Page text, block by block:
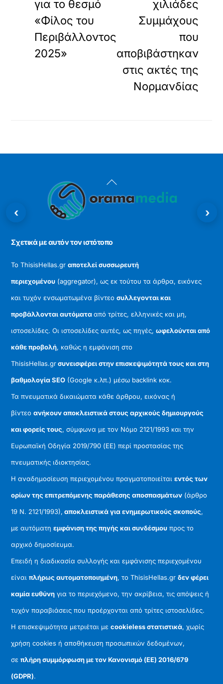
για το θεσμό
«Φίλος του
Περιβάλλοντος
2025»
χιλιάδες
Συμμάχους
που
αποβιβάστηκαν
στις ακτές της
Νορμανδίας
Back
To
Σχετικά με αυτόν τον ιστότοπο
Το ThisisHellas.grαποτελεί συσσωρευτή
περιεχομένου (aggregator), ως εκ τούτου τα άρθρα, εικόνες
και τυχόν ενσωματωμένα βίντεοσυλλεγονται και
προβάλλονται αυτόματααπό τρίτες, ελληνικές και μη,
ιστοσελίδες. Οι ιστοσελίδες αυτές, ως πηγές,ωφελούνται από
κάθε προβολή, καθώς η εμφάνιση στο
ThisisHellas.grσυνεισφέρει στην επισκεψιμότητά τους και στη
βαθμολογία SEO (Google κ.λπ.) μέσω backlink κοκ.
Τα πνευματικά δικαιώματα κάθε άρθρου, εικόνας ή
βίντεοανήκουν αποκλειστικά στους αρχικούς δημιουργούς
και φορείς τους, σύμφωνα με τον Νόμο 2121/1993 και την
Ευρωπαϊκή Οδηγία 2019/790 (ΕΕ) περί προστασίας της
πνευματικής ιδιοκτησίας.
Η αναδημοσίευση περιεχομένου πραγματοποιείταιεντός των
ορίων της επιτρεπόμενης παράθεσης αποσπασμάτων (άρθρο
19 Ν. 2121/1993), αποκλειστικά για ενημερωτικούς σκοπούς,
με αυτόματηεμφάνιση της πηγής και συνδέσμου προς το
αρχικό δημοσίευμα.
Επειδή η διαδικασία συλλογής και εμφάνισης περιεχομένου
είναιπλήρως αυτοματοποιημένη, το ThisisHellas.grδεν φέρει
καμία ευθύνη για το περιεχόμενο, την ακρίβεια, τις απόψεις ή
τυχόν παραβιάσεις που προέρχονται από τρίτες ιστοσελίδες.
Η επισκεψιμότητα μετριέται μεcookieless στατιστικά, χωρίς
χρήση cookies ή αποθήκευση προσωπικών δεδομένων,
σεπλήρη συμμόρφωση με τον Κανονισμό (ΕΕ) 2016/679
(GDPR).
‹ ›